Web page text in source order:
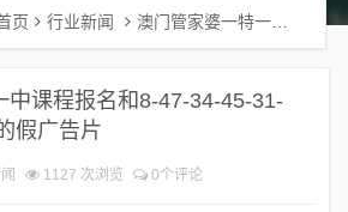
页 行业新闻 澳门管家婆一特一中课程报名和8-47-34-45-31-14T:43,小心不实的假广告片
中课程报名和8-47-34-45-31-
假广告片
1127 次浏览 0个评论